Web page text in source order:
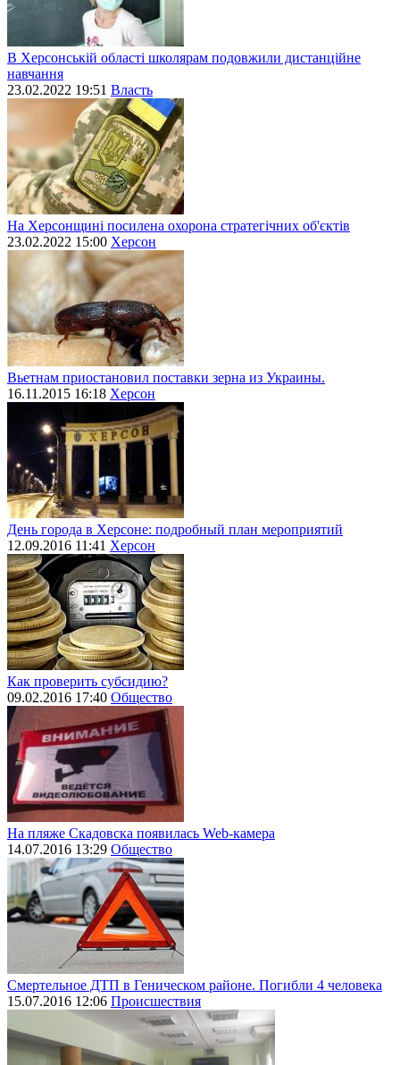
В Херсонській області школярам подовжили дистанційне
навчання
23.02.2022 19:51 Власть
На Херсонщині посилена охорона стратегічних об'єктів
23.02.2022 15:00 Херсон
Вьетнам приостановил поставки зерна из Украины.
16.11.2015 16:18 Херсон
День города в Херсоне: подробный план мероприятий
12.09.2016 11:41 Херсон
Как проверить субсидию?
09.02.2016 17:40 Общество
На пляже Скадовска появилась Web-камера
14.07.2016 13:29 Общество
Смертельное ДТП в Геническом районе. Погибли 4 человека
15.07.2016 12:06 Происшествия